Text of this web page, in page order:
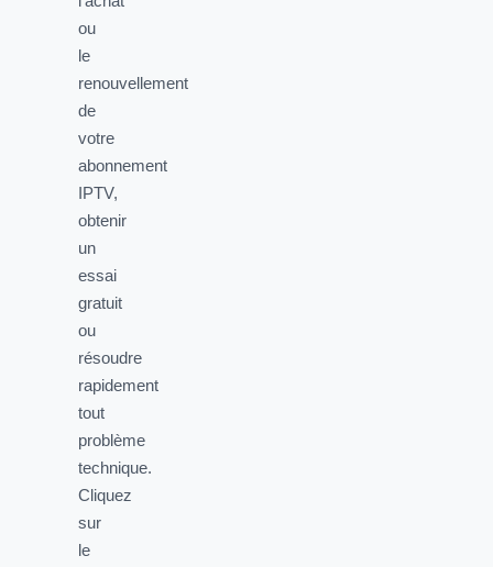
ou
le
renouvellement
de
votre
abonnement
IPTV,
obtenir
un
essai
gratuit
ou
résoudre
rapidement
tout
problème
technique.
Cliquez
sur
le